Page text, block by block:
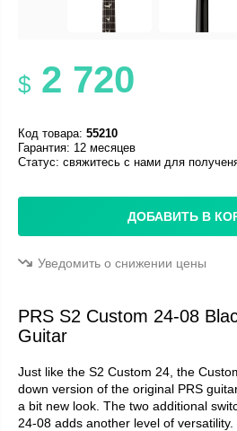
$ 2 720
Код товара: 55210
Гарантия: 12 месяцев
Статус: свяжитесь с нами для
ДОБАВИТЬ В
Уведомить о снижении цены
PRS S2 Custom 24-08
Guitar
Just like the S2 Custom 24, the
down version of the original PRS
a bit new look. The two additional
24-08 adds another level of